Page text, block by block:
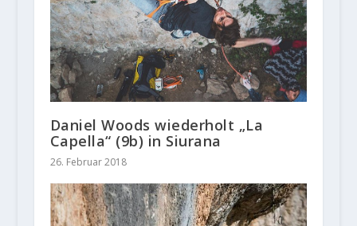
Daniel Woods wiederholt „La
Capella“ (9b) in Siurana
26. Februar 2018